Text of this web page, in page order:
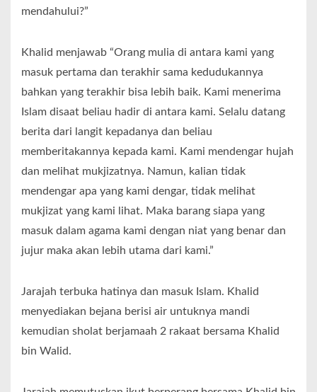
mendahului?”
Khalid menjawab “Orang mulia di antara kami yang
masuk pertama dan terakhir sama kedudukannya
bahkan yang terakhir bisa lebih baik. Kami menerima
Islam disaat beliau hadir di antara kami. Selalu datang
berita dari langit kepadanya dan beliau
memberitakannya kepada kami. Kami mendengar hujah
dan melihat mukjizatnya. Namun, kalian tidak
mendengar apa yang kami dengar, tidak melihat
mukjizat yang kami lihat. Maka barang siapa yang
masuk dalam agama kami dengan niat yang benar dan
jujur maka akan lebih utama dari kami.”
Jarajah terbuka hatinya dan masuk Islam. Khalid
menyediakan bejana berisi air untuknya mandi
kemudian sholat berjamaah 2 rakaat bersama Khalid
bin Walid.